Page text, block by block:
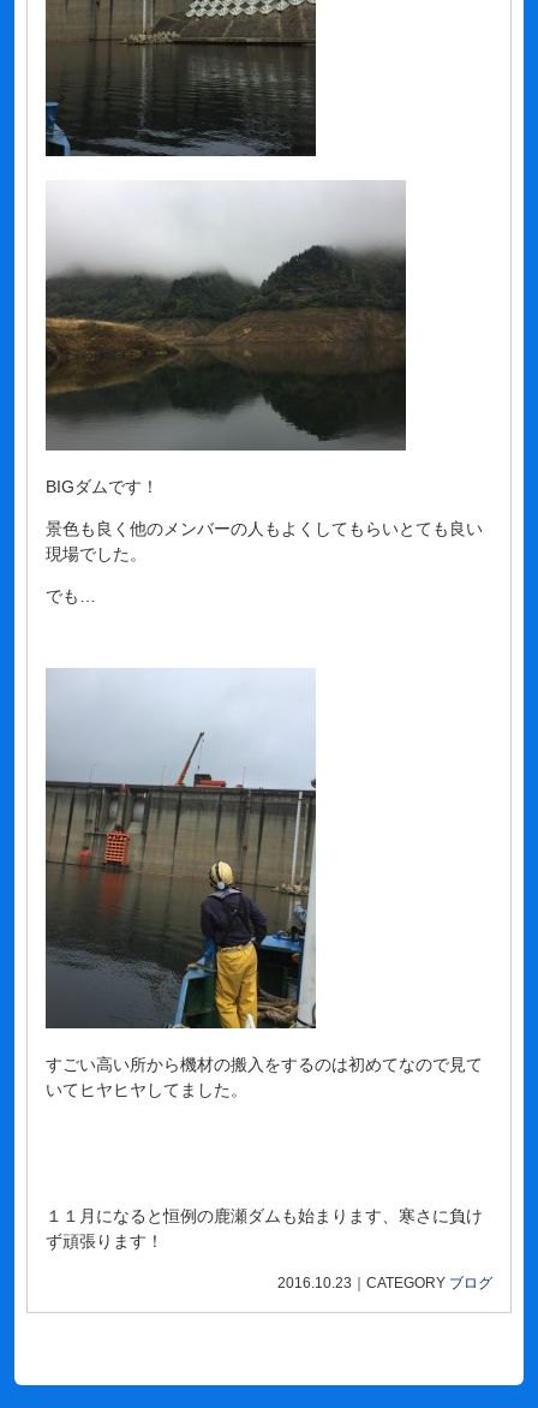
BIGダムです！
景色も良く他のメンバーの人もよくしてもらいとても良い
現場でした。
でも…
すごい高い所から機材の搬入をするのは初めてなので見て
いてヒヤヒヤしてました。
１１月になると恒例の鹿瀬ダムも始まります、寒さに負け
ず頑張ります！
2016.10.23 CATEGORY ブログ